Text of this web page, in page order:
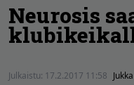
Neurosis
Julkaistu: 17.2.2017 11:58